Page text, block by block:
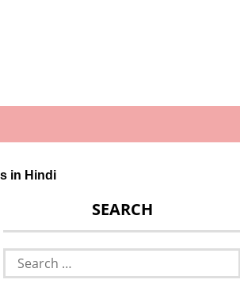
in Hindi
SEARCH
Search
for: